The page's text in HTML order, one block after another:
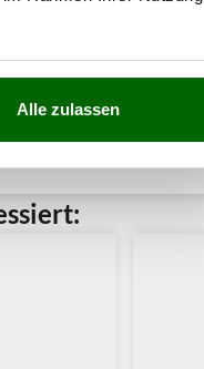
Alle zulassen